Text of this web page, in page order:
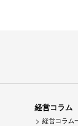
経営コラム
経営コラム